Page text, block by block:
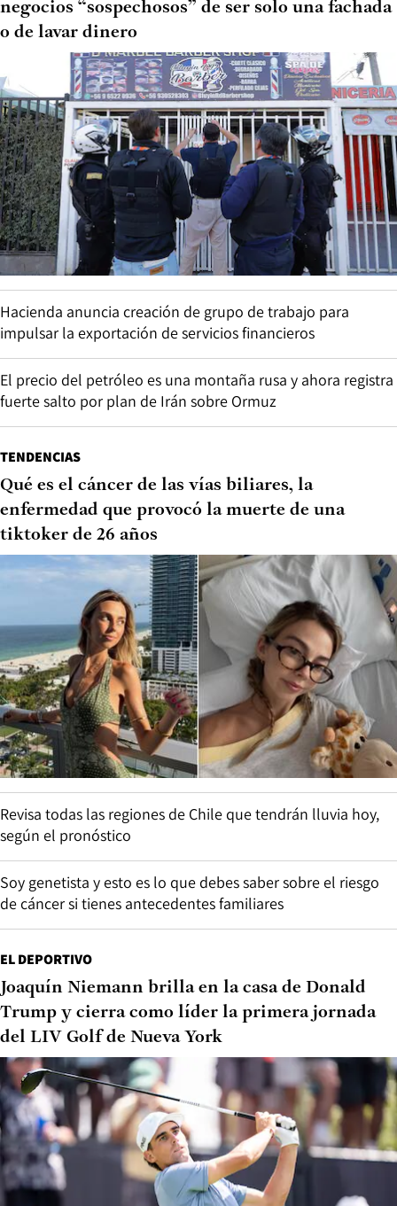
negocios “sospechosos” de ser solo una fachada
o de lavar dinero
Hacienda anuncia creación de grupo de trabajo para
impulsar la exportación de servicios financieros
El precio del petróleo es una montaña rusa y ahora registra
fuerte salto por plan de Irán sobre Ormuz
TENDENCIAS
Qué es el cáncer de las vías biliares, la
enfermedad que provocó la muerte de una
tiktoker de 26 años
Revisa todas las regiones de Chile que tendrán lluvia hoy,
según el pronóstico
Soy genetista y esto es lo que debes saber sobre el riesgo
de cáncer si tienes antecedentes familiares
EL DEPORTIVO
Joaquín Niemann brilla en la casa de Donald
Trump y cierra como líder la primera jornada
del LIV Golf de Nueva York